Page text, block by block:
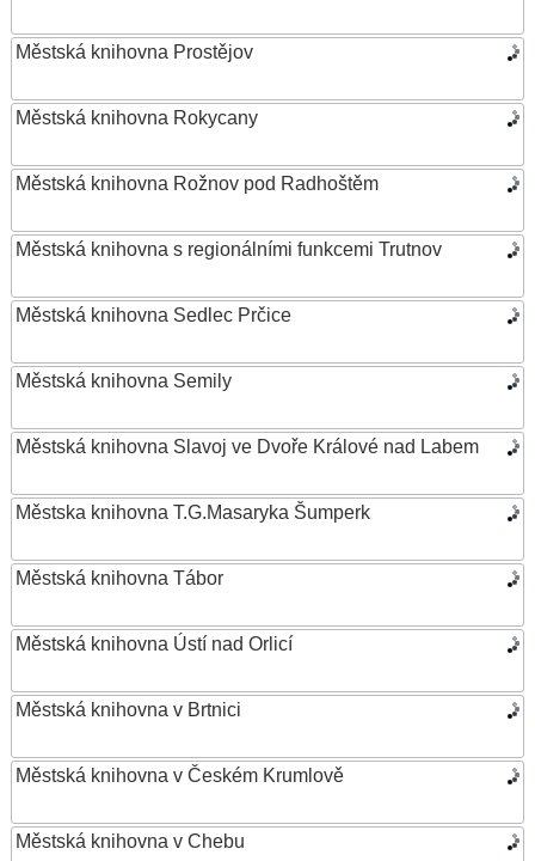
Městská knihovna Prostějov
Městská knihovna Rokycany
Městská knihovna Rožnov pod Radhoštěm
Městská knihovna s regionálními funkcemi Trutnov
Městská knihovna Sedlec Prčice
Městská knihovna Semily
Městská knihovna Slavoj ve Dvoře Králové nad Labem
Městska knihovna T.G.Masaryka Šumperk
Městská knihovna Tábor
Městská knihovna Ústí nad Orlicí
Městská knihovna v Brtnici
Městská knihovna v Českém Krumlově
Městská knihovna v Chebu